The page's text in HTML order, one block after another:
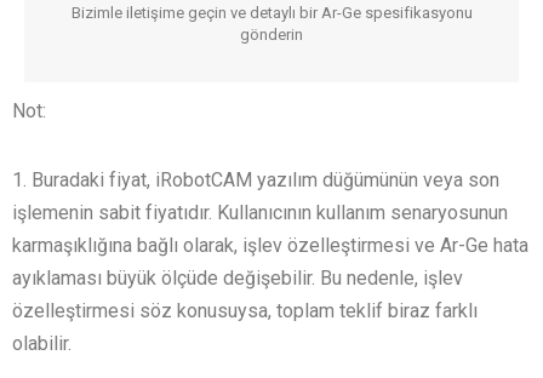
Bizimle iletişime geçin ve detaylı bir Ar-Ge spesifikasyonu
gönderin
Not:
1. Buradaki fiyat, iRobotCAM yazılım düğümünün veya son
işlemenin sabit fiyatıdır. Kullanıcının kullanım senaryosunun
karmaşıklığına bağlı olarak, işlev özelleştirmesi ve Ar-Ge hata
ayıklaması büyük ölçüde değişebilir. Bu nedenle, işlev
özelleştirmesi söz konusuysa, toplam teklif biraz farklı
olabilir.